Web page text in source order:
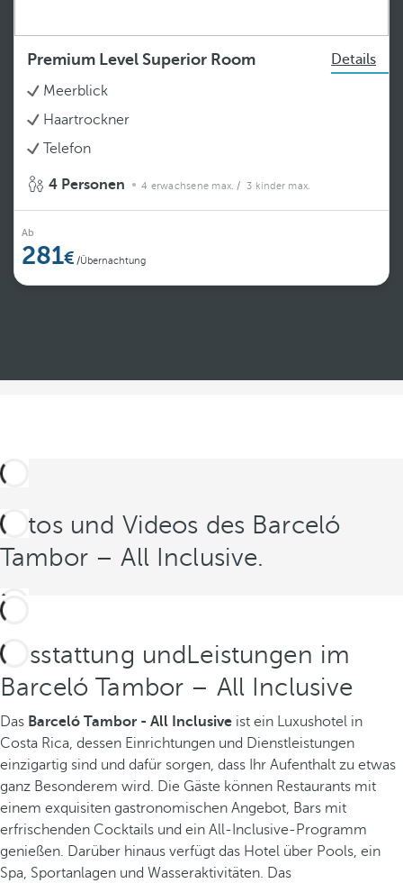
Premium Level Superior Room
Details
Meerblick
Haartrockner
Telefon
4 Personen 4 erwachsene max. / 3 kinder max.
Ab
281 /Übernachtung
Fotos und Videos des Barceló
Tambor – All Inclusive.
Ausstattung undLeistungen im
Barceló Tambor – All Inclusive
Das Barceló Tambor - All Inclusive ist ein Luxushotel in
Costa Rica, dessen Einrichtungen und Dienstleistungen
einzigartig sind und dafür sorgen, dass Ihr Aufenthalt zu etwas
ganz Besonderem wird. Die Gäste können Restaurants mit
einem exquisiten gastronomischen Angebot, Bars mit
erfrischenden Cocktails und ein All-Inclusive-Programm
genießen. Darüber hinaus verfügt das Hotel über Pools, ein
Spa, Sportanlagen und Wasseraktivitäten. Das